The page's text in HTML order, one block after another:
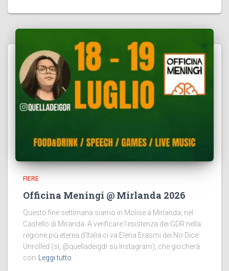
FIERE
Officina Meningi @ Mirlanda 2026
Questo fine settimana siamo in Molise a Mirlanda, nel
Castello di Miranda. A verificare l’esistenza dei GDR nella
regione più eterea d’Italia ci va Elena Erasmi dei No Dice
Unrolled (sì, @quelladeigdr su Instagram), che giocherà
con
Leggi tutto